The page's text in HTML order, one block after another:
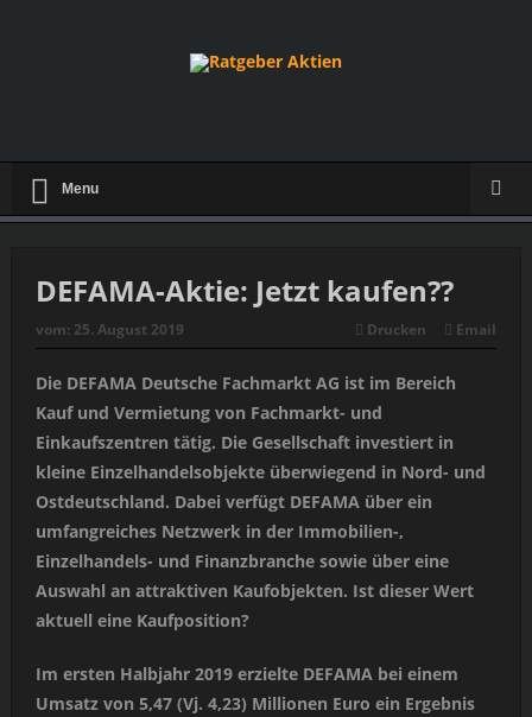
Menu
DEFAMA-Aktie: Jetzt kaufen??
vom: 25. August 2019 Drucken Email
Die DEFAMA Deutsche Fachmarkt AG ist im Bereich
Kauf und Vermietung von Fachmarkt- und
Einkaufszentren tätig. Die Gesellschaft investiert in
kleine Einzelhandelsobjekte überwiegend in Nord- und
Ostdeutschland. Dabei verfügt DEFAMA über ein
umfangreiches Netzwerk in der Immobilien-,
Einzelhandels- und Finanzbranche sowie über eine
Auswahl an attraktiven Kaufobjekten. Ist dieser Wert
aktuell eine Kaufposition?
Im ersten Halbjahr 2019 erzielte DEFAMA bei einem
Umsatz von 5,47 (Vj. 4,23) Millionen Euro ein Ergebnis